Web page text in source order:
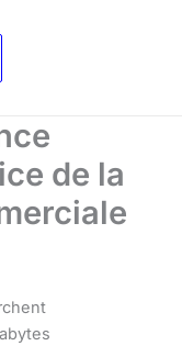
de la